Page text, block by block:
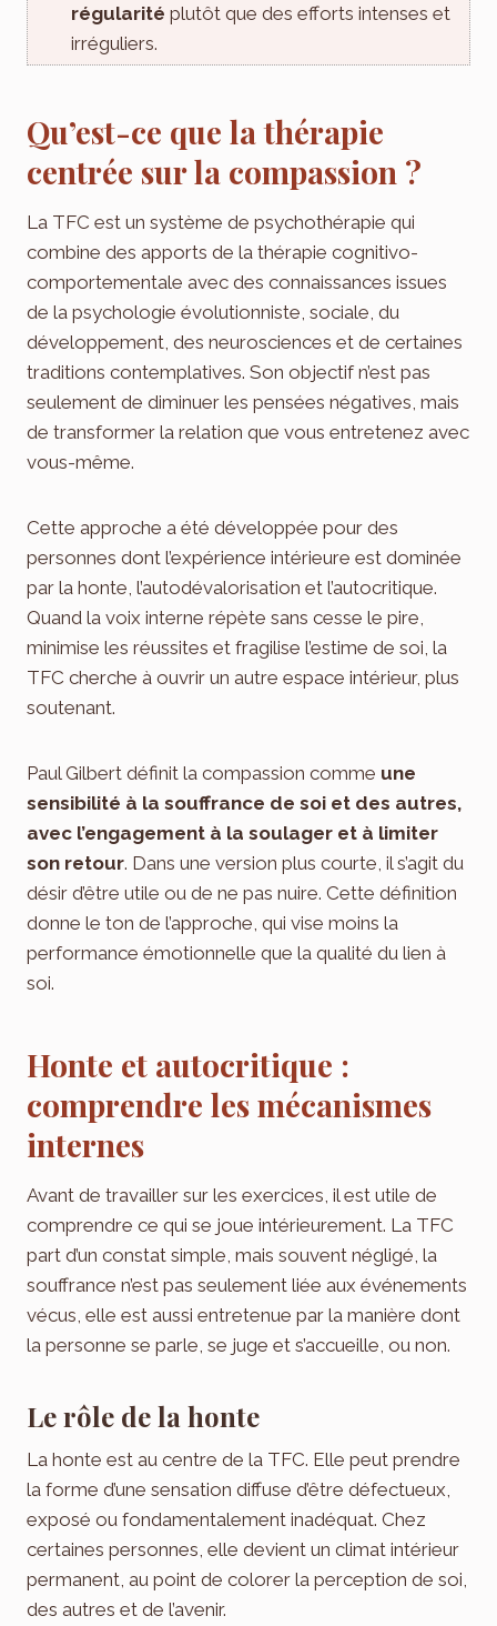
régularité plutôt que des efforts intenses et
irréguliers.
Qu’est-ce que la thérapie
centrée sur la compassion ?
La TFC est un système de psychothérapie qui
combine des apports de la thérapie cognitivo-
comportementale avec des connaissances issues
de la psychologie évolutionniste, sociale, du
développement, des neurosciences et de certaines
traditions contemplatives. Son objectif n’est pas
seulement de diminuer les pensées négatives, mais
de transformer la relation que vous entretenez avec
vous-même.
Cette approche a été développée pour des
personnes dont l’expérience intérieure est dominée
par la honte, l’autodévalorisation et l’autocritique.
Quand la voix interne répète sans cesse le pire,
minimise les réussites et fragilise l’estime de soi, la
TFC cherche à ouvrir un autre espace intérieur, plus
soutenant.
Paul Gilbert définit la compassion comme une
sensibilité à la souffrance de soi et des autres,
avec l’engagement à la soulager et à limiter
son retour. Dans une version plus courte, il s’agit du
désir d’être utile ou de ne pas nuire. Cette définition
donne le ton de l’approche, qui vise moins la
performance émotionnelle que la qualité du lien à
soi.
Honte et autocritique :
comprendre les mécanismes
internes
Avant de travailler sur les exercices, il est utile de
comprendre ce qui se joue intérieurement. La TFC
part d’un constat simple, mais souvent négligé, la
souffrance n’est pas seulement liée aux événements
vécus, elle est aussi entretenue par la manière dont
la personne se parle, se juge et s’accueille, ou non.
Le rôle de la honte
La honte est au centre de la TFC. Elle peut prendre
la forme d’une sensation diffuse d’être défectueux,
exposé ou fondamentalement inadéquat. Chez
certaines personnes, elle devient un climat intérieur
permanent, au point de colorer la perception de soi,
des autres et de l’avenir.